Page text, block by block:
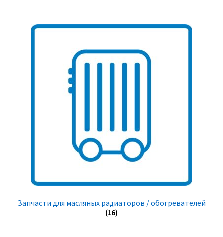
Запчасти для масляных радиаторов / обогревателей
(16)